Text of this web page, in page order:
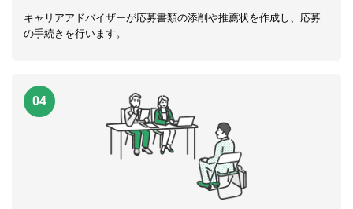
キャリアアドバイザーが応募書類の添削や推薦状を作成し、応募
の手続きを行います。
04